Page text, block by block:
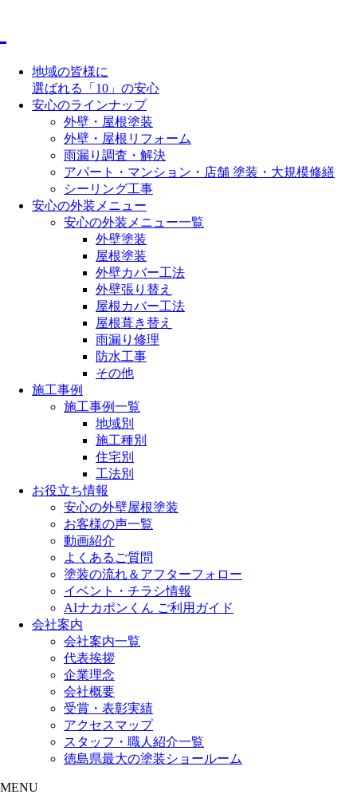
地域の皆様に
選ばれる「10」の安心
安心のラインナップ
外壁・屋根塗装
外壁・屋根リフォーム
雨漏り調査・解決
アパート・マンション・店舗 塗装・大規模修繕
シーリング工事
安心の外装メニュー
安心の外装メニュー一覧
外壁塗装
屋根塗装
外壁カバー工法
外壁張り替え
屋根カバー工法
屋根葺き替え
雨漏り修理
防水工事
その他
施工事例
施工事例一覧
地域別
施工種別
住宅別
工法別
お役立ち情報
安心の外壁屋根塗装
お客様の声一覧
動画紹介
よくあるご質問
塗装の流れ＆アフターフォロー
イベント・チラシ情報
AIナカポンくん ご利用ガイド
会社案内
会社案内一覧
代表挨拶
企業理念
会社概要
受賞・表彰実績
アクセスマップ
スタッフ・職人紹介一覧
徳島県最大の塗装ショールーム
MENU